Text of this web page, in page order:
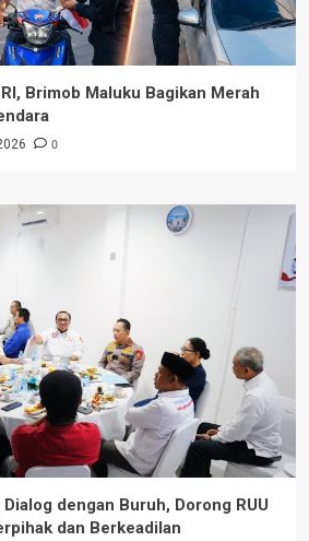
Brimob Maluku Bagikan Merah
0
dengan Buruh, Dorong RUU
dan Berkeadilan